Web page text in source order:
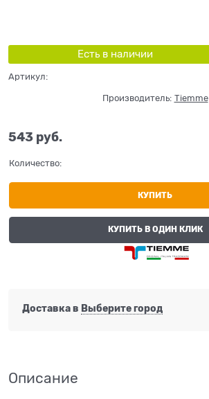
Есть в наличии
Артикул:
Производитель: Tiemme
543 руб.
Количество:
КУПИТЬ
КУПИТЬ В ОДИН КЛИК
Доставка в Выберите город
Описание